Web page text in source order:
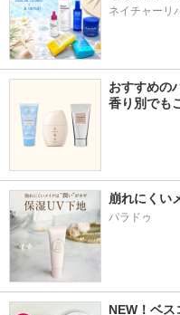
ネイチャーリ
おすすめの
香り別でも
崩れにくい
パラドゥ
NEW！ベ